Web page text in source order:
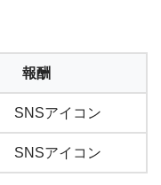
報酬
SNSアイコン
SNSアイコン